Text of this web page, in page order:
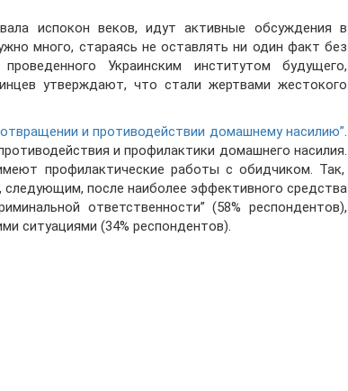
испокон веков, идут активные обсуждения в
много, стараясь не оставлять ни один факт без
проведенного Украинским институтом будущего,
утверждают, что стали жертвами жестокого
и противодействии домашнему насилию”.
ипрофилактики домашнего насилия.
профилактические работы с обидчиком. Так,
следующим, после наиболее эффективного средства
ответственности” (58% респондентов),
ситуациями (34% респондентов).